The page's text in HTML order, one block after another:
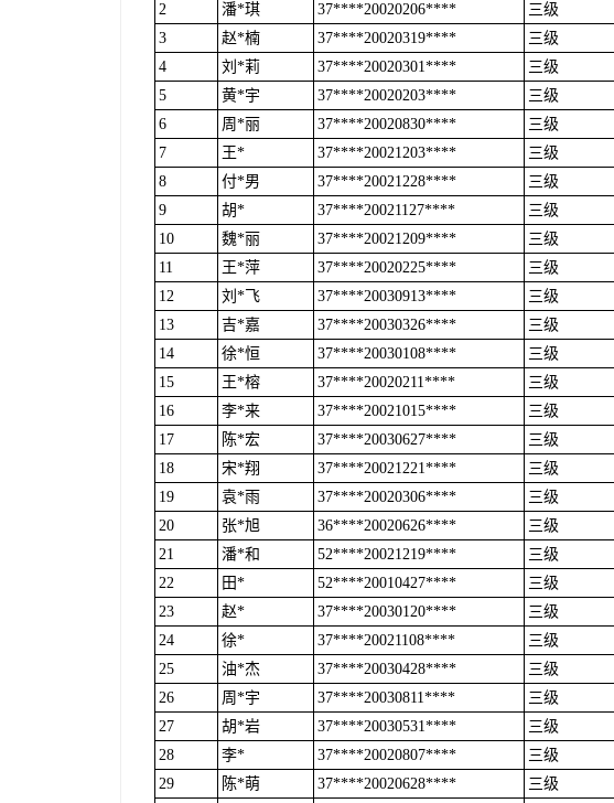
2
潘*琪 37****20020206**** 三级
3
赵*楠 37****20020319**** 三级
4
刘*莉 37****20020301**** 三级
5
黄*宇 37****20020203**** 三级
6
周*丽 37****20020830**** 三级
7
王* 37****20021203**** 三级
8
付*男 37****20021228**** 三级
9
胡* 37****20021127**** 三级
10
魏*丽 37****20021209**** 三级
11
王*萍 37****20020225**** 三级
12
刘*飞 37****20030913**** 三级
13
吉*嘉 37****20030326**** 三级
14
徐*恒 37****20030108**** 三级
15
王*榕 37****20020211**** 三级
16
李*来 37****20021015**** 三级
17
陈*宏 37****20030627**** 三级
18
宋*翔 37****20021221**** 三级
19
袁*雨 37****20020306**** 三级
20
张*旭 36****20020626**** 三级
21
潘*和 52****20021219**** 三级
22
田* 52****20010427**** 三级
23
赵* 37****20030120**** 三级
24
徐* 37****20021108**** 三级
25
油*杰 37****20030428**** 三级
26
周*宇 37****20030811**** 三级
27
胡*岩 37****20030531**** 三级
28
李* 37****20020807**** 三级
29
陈*萌 37****20020628**** 三级